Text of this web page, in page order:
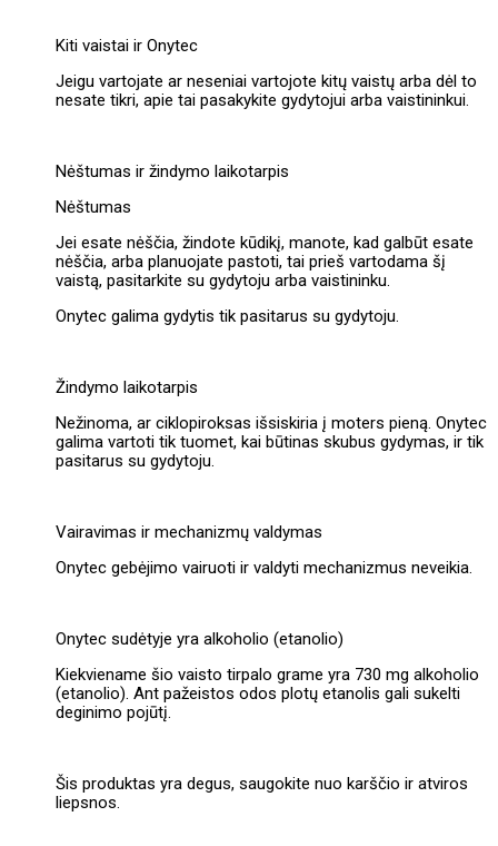
Kiti vaistai ir Onytec
Jeigu vartojate ar neseniai vartojote kitų vaistų arba dėl to
nesate tikri, apie tai pasakykite gydytojui arba vaistininkui.
Nėštumas ir žindymo laikotarpis
Nėštumas
Jei esate nėščia, žindote kūdikį, manote, kad galbūt esate
nėščia, arba planuojate pastoti, tai prieš vartodama šį
vaistą, pasitarkite su gydytoju arba vaistininku.
Onytec galima gydytis tik pasitarus su gydytoju.
Žindymo laikotarpis
Nežinoma, ar ciklopiroksas išsiskiria į moters pieną. Onytec
galima vartoti tik tuomet, kai būtinas skubus gydymas, ir tik
pasitarus su gydytoju.
Vairavimas ir mechanizmų valdymas
Onytec gebėjimo vairuoti ir valdyti mechanizmus neveikia.
Onytec sudėtyje yra alkoholio (etanolio)
Kiekviename šio vaisto tirpalo grame yra 730 mg alkoholio
(etanolio). Ant pažeistos odos plotų etanolis gali sukelti
deginimo pojūtį.
Šis produktas yra degus, saugokite nuo karščio ir atviros
liepsnos.